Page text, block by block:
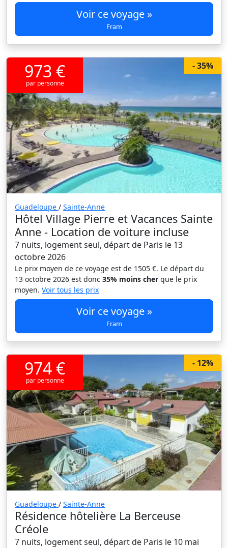
Voir ce voyage »
Fram
- 35%
973 €
par personne
Guadeloupe / Sainte-Anne
Hôtel Village Pierre et Vacances Sainte
Anne - Location de voiture incluse
7 nuits, logement seul, départ de Paris le 13
octobre 2026
Le prix moyen de ce voyage est de 1505 €. Le départ du
13 octobre 2026 est donc 35% moins cher que le prix
moyen. Voir tous les prix
Voir ce voyage »
Fram
- 12%
974 €
par personne
Guadeloupe / Sainte-Anne
Résidence hôtelière La Berceuse
Créole
7 nuits, logement seul, départ de Paris le 10 mai